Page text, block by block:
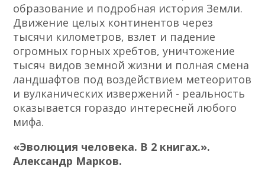
образование и подробная история Земли.
Движение целых континентов через
тысячи километров, взлет и падение
огромных горных хребтов, уничтожение
тысяч видов земной жизни и полная смена
ландшафтов под воздействием метеоритов
и вулканических извержений - реальность
оказывается гораздо интересней любого
мифа.
«Эволюция человека. В 2 книгах.».
Александр Марков.